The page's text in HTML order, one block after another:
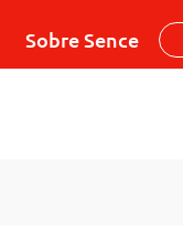
Sobre Sence